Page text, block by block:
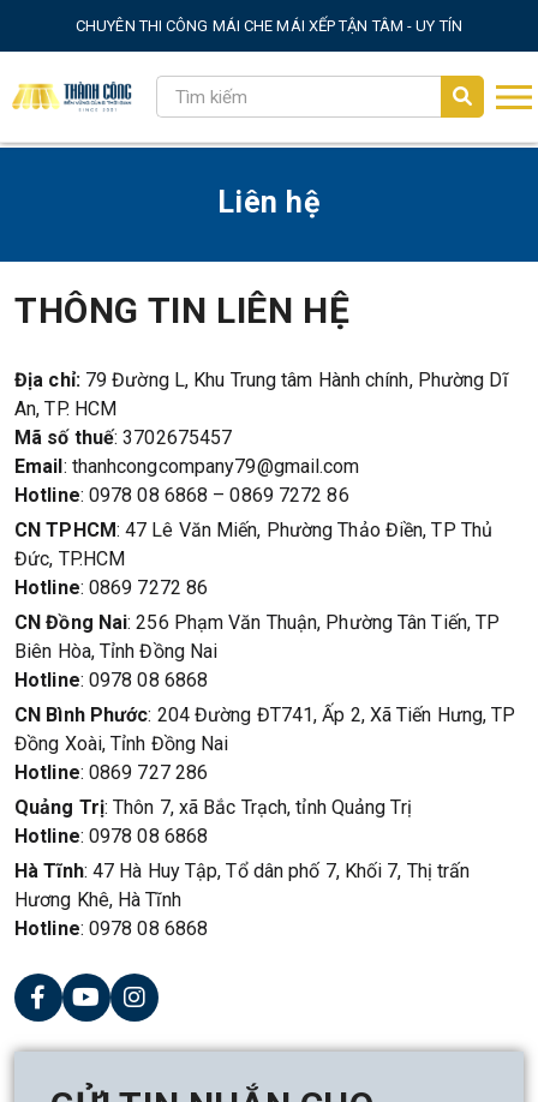
CHUYÊN THI CÔNG MÁI CHE MÁI XẾP TẬN TÂM - UY TÍN
Liên hệ
THÔNG TIN LIÊN HỆ
Địa chỉ:79 Đường L, Khu Trung tâm Hành chính, Phường Dĩ
An, TP. HCM
Mã số thuế: 3702675457
Email: thanhcongcompany79@gmail.com
Hotline: 0978 08 6868 – 0869 7272 86
CN TPHCM: 47 Lê Văn Miến, Phường Thảo Điền, TP Thủ
Đức, TP.HCM
Hotline: 0869 7272 86
CN Đồng Nai: 256 Phạm Văn Thuận, Phường Tân Tiến, TP
Biên Hòa, Tỉnh Đồng Nai
Hotline: 0978 08 6868
CN Bình Phước: 204 Đường ĐT741, Ấp 2, Xã Tiến Hưng, TP
Đồng Xoài, Tỉnh Đồng Nai
Hotline: 0869 727 286
Quảng Trị: Thôn 7, xã Bắc Trạch, tỉnh Quảng Trị
Hotline: 0978 08 6868
Hà Tĩnh: 47 Hà Huy Tập, Tổ dân phố 7, Khối 7, Thị trấn
Hương Khê, Hà Tĩnh
Hotline: 0978 08 6868